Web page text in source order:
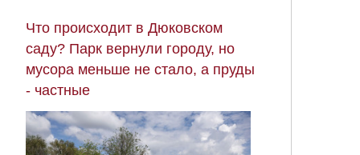
Что происходит в Дюковском
саду? Парк вернули городу, но
мусора меньше не стало, а пруды
- частные